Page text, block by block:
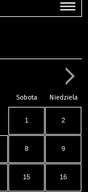
Sobota Niedziela
1 2
8 9
15 16